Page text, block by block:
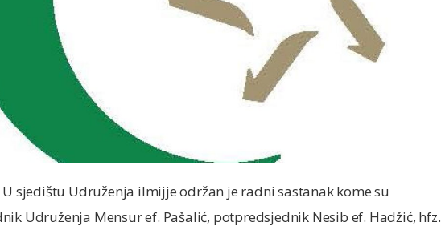
sjedištu Udruženja ilmijje održan je radni sastanak kome su
Udruženja Mensur ef. Pašalić, potpredsjednik Nesib ef. Hadžić, hfz.